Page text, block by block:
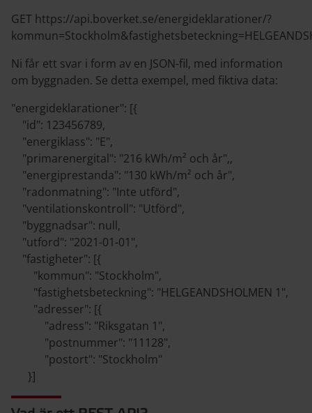
GET https://api.boverket.se/energideklarationer/?
Ni får ett svar i form av en JSON-fil, med information
om byggnaden. Se detta exempel, med fiktiva data:
"energideklarationer": [{
"id": 123456789,
"energiklass": "E",
"primarenergital": "216 kWh/m² och år",,
"energiprestanda": "130 kWh/m² och år",
"radonmatning": "Inte utförd",
"ventilationskontroll": "Utförd",
"byggnadsar": null,
"utford": "2021-01-01",
"fastigheter": [{
"kommun": "Stockholm",
"fastighetsbeteckning": "HELGEANDSHOLMEN 1",
"adresser": [{
"adress": "Riksgatan 1",
"postnummer": "11128",
"postort": "Stockholm"
}]